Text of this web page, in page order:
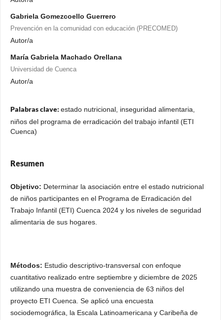
Gabriela Gomezcoello Guerrero
Prevención en la comunidad con educación (PRECOMED)
Autor/a
María Gabriela Machado Orellana
Universidad de Cuenca
Autor/a
Palabras clave: estado nutricional, inseguridad alimentaria,
niños del programa de erradicación del trabajo infantil (ETI
Cuenca)
Resumen
Objetivo: Determinar la asociación entre el estado nutricional
de niños participantes en el Programa de Erradicación del
Trabajo Infantil (ETI) Cuenca 2024 y los niveles de seguridad
alimentaria de sus hogares.
Métodos: Estudio descriptivo-transversal con enfoque
cuantitativo realizado entre septiembre y diciembre de 2025
utilizando una muestra de conveniencia de 63 niños del
proyecto ETI Cuenca. Se aplicó una encuesta
sociodemográfica, la Escala Latinoamericana y Caribeña de